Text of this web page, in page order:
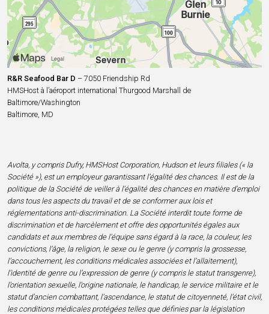
R&R Seafood Bar D – 7050 Friendship Rd
HMSHost à l’aéroport international Thurgood Marshall de
Baltimore/Washington
Baltimore, MD
Avolta, y compris Dufry, HMSHost Corporation, Hudson et leurs filiales (« la
Société »), est un employeur garantissant l’égalité des chances. Il est de la
politique de la Société de veiller à l’égalité des chances en matière d’emploi
dans tous les aspects du travail et de se conformer aux lois et
réglementations anti-discrimination. La Société interdit toute forme de
discrimination et de harcèlement et offre des opportunités égales aux
candidats et aux membres de l’équipe sans égard à la race, la couleur, les
convictions, l’âge, la religion, le sexe ou le genre (y compris la grossesse,
l’accouchement, les conditions médicales associées et l’allaitement),
l’identité de genre ou l’expression de genre (y compris le statut transgenre),
l’orientation sexuelle, l’origine nationale, le handicap, le service militaire et le
statut d’ancien combattant, l’ascendance, le statut de citoyenneté, l’état civil,
les conditions médicales protégées telles que définies par la législation